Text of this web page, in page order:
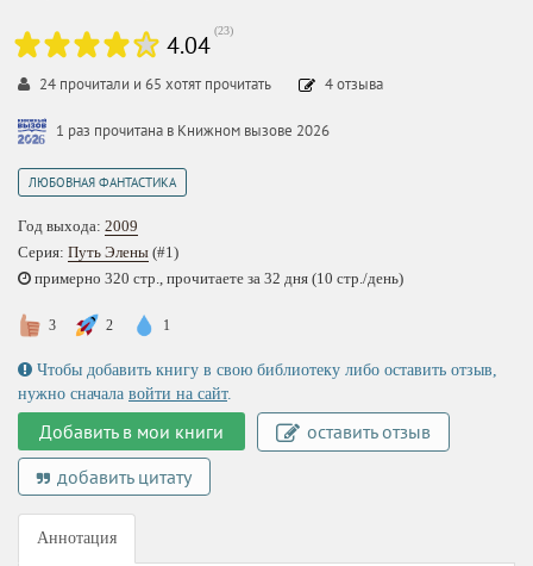
4.04 (23)
24 прочитали и 65 хотят прочитать 4отзыва
1 раз прочитана в Книжном вызове 2026
ЛЮБОВНАЯ ФАНТАСТИКА
Год выхода: 2009
Серия: Путь Элены (#1)
примерно 320 стр., прочитаете за 32 дня (10 стр./день)
3 2 1
Чтобы добавить книгу в свою библиотеку либо оставить отзыв,
нужно сначала войти на сайт.
Добавить в мои книги
оставить отзыв
добавить цитату
Аннотация